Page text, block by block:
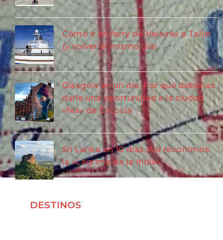
18 JUNIO, 2026 / 32 COMENTARIOS
Cómo ir en ferry de Helsinki a Tallin
(y volver el mismo día)
3 JUNIO, 2026 / SIN COMENTARIOS
Glasgow en un día: Por qué deberías
darle una oportunidad a la ciudad
«fea» de Escocia
27 ABRIL, 2026 / SIN COMENTARIOS
Sri Lanka en 10 días: Así recorrimos
la «Lágrima de la India»
5 MARZO, 2026 / SIN COMENTARIOS
DESTINOS